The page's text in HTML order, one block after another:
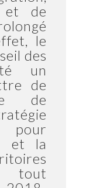
et de
le
des
un
de
de
pour
et la
tout